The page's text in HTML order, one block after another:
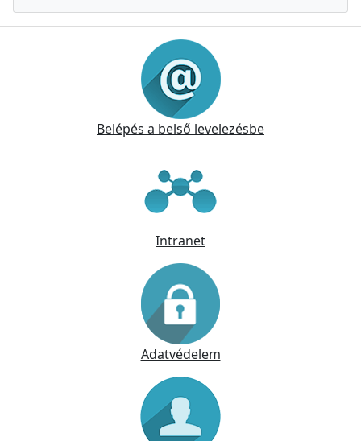
Belépés a belső levelezésbe
Intranet
Adatvédelem